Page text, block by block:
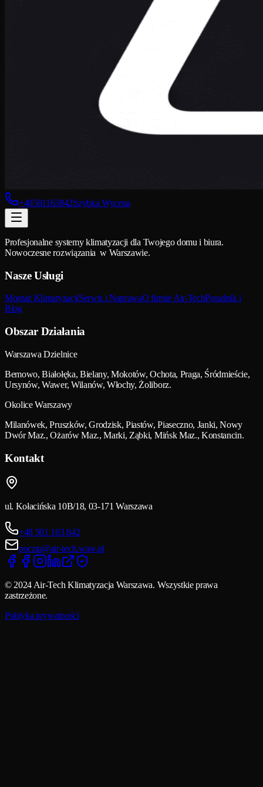
+48501163842Szybka Wycena
Profesjonalne systemy klimatyzacji dla Twojego domu i biura.
Nowoczesne rozwiązania w Warszawie.
Nasze Usługi
Montaż KlimatyzacjiSerwis i NaprawaO firmie Air-TechPoradnik i
Blog
Obszar Działania
Warszawa Dzielnice
Bemowo, Białołęka, Bielany, Mokotów, Ochota, Praga, Śródmieście,
Ursynów, Wawer, Wilanów, Włochy, Żoliborz.
Okolice Warszawy
Milanówek, Pruszków, Grodzisk, Piastów, Piaseczno, Janki, Nowy
Dwór Maz., Ożarów Maz., Marki, Ząbki, Mińsk Maz., Konstancin.
Kontakt
ul. Kołacińska 10B/18, 03-171 Warszawa
+48 501 163 842
poczta@air-tech.waw.pl
© 2024 Air-Tech Klimatyzacja Warszawa. Wszystkie prawa
zastrzeżone.
Polityka prywatności